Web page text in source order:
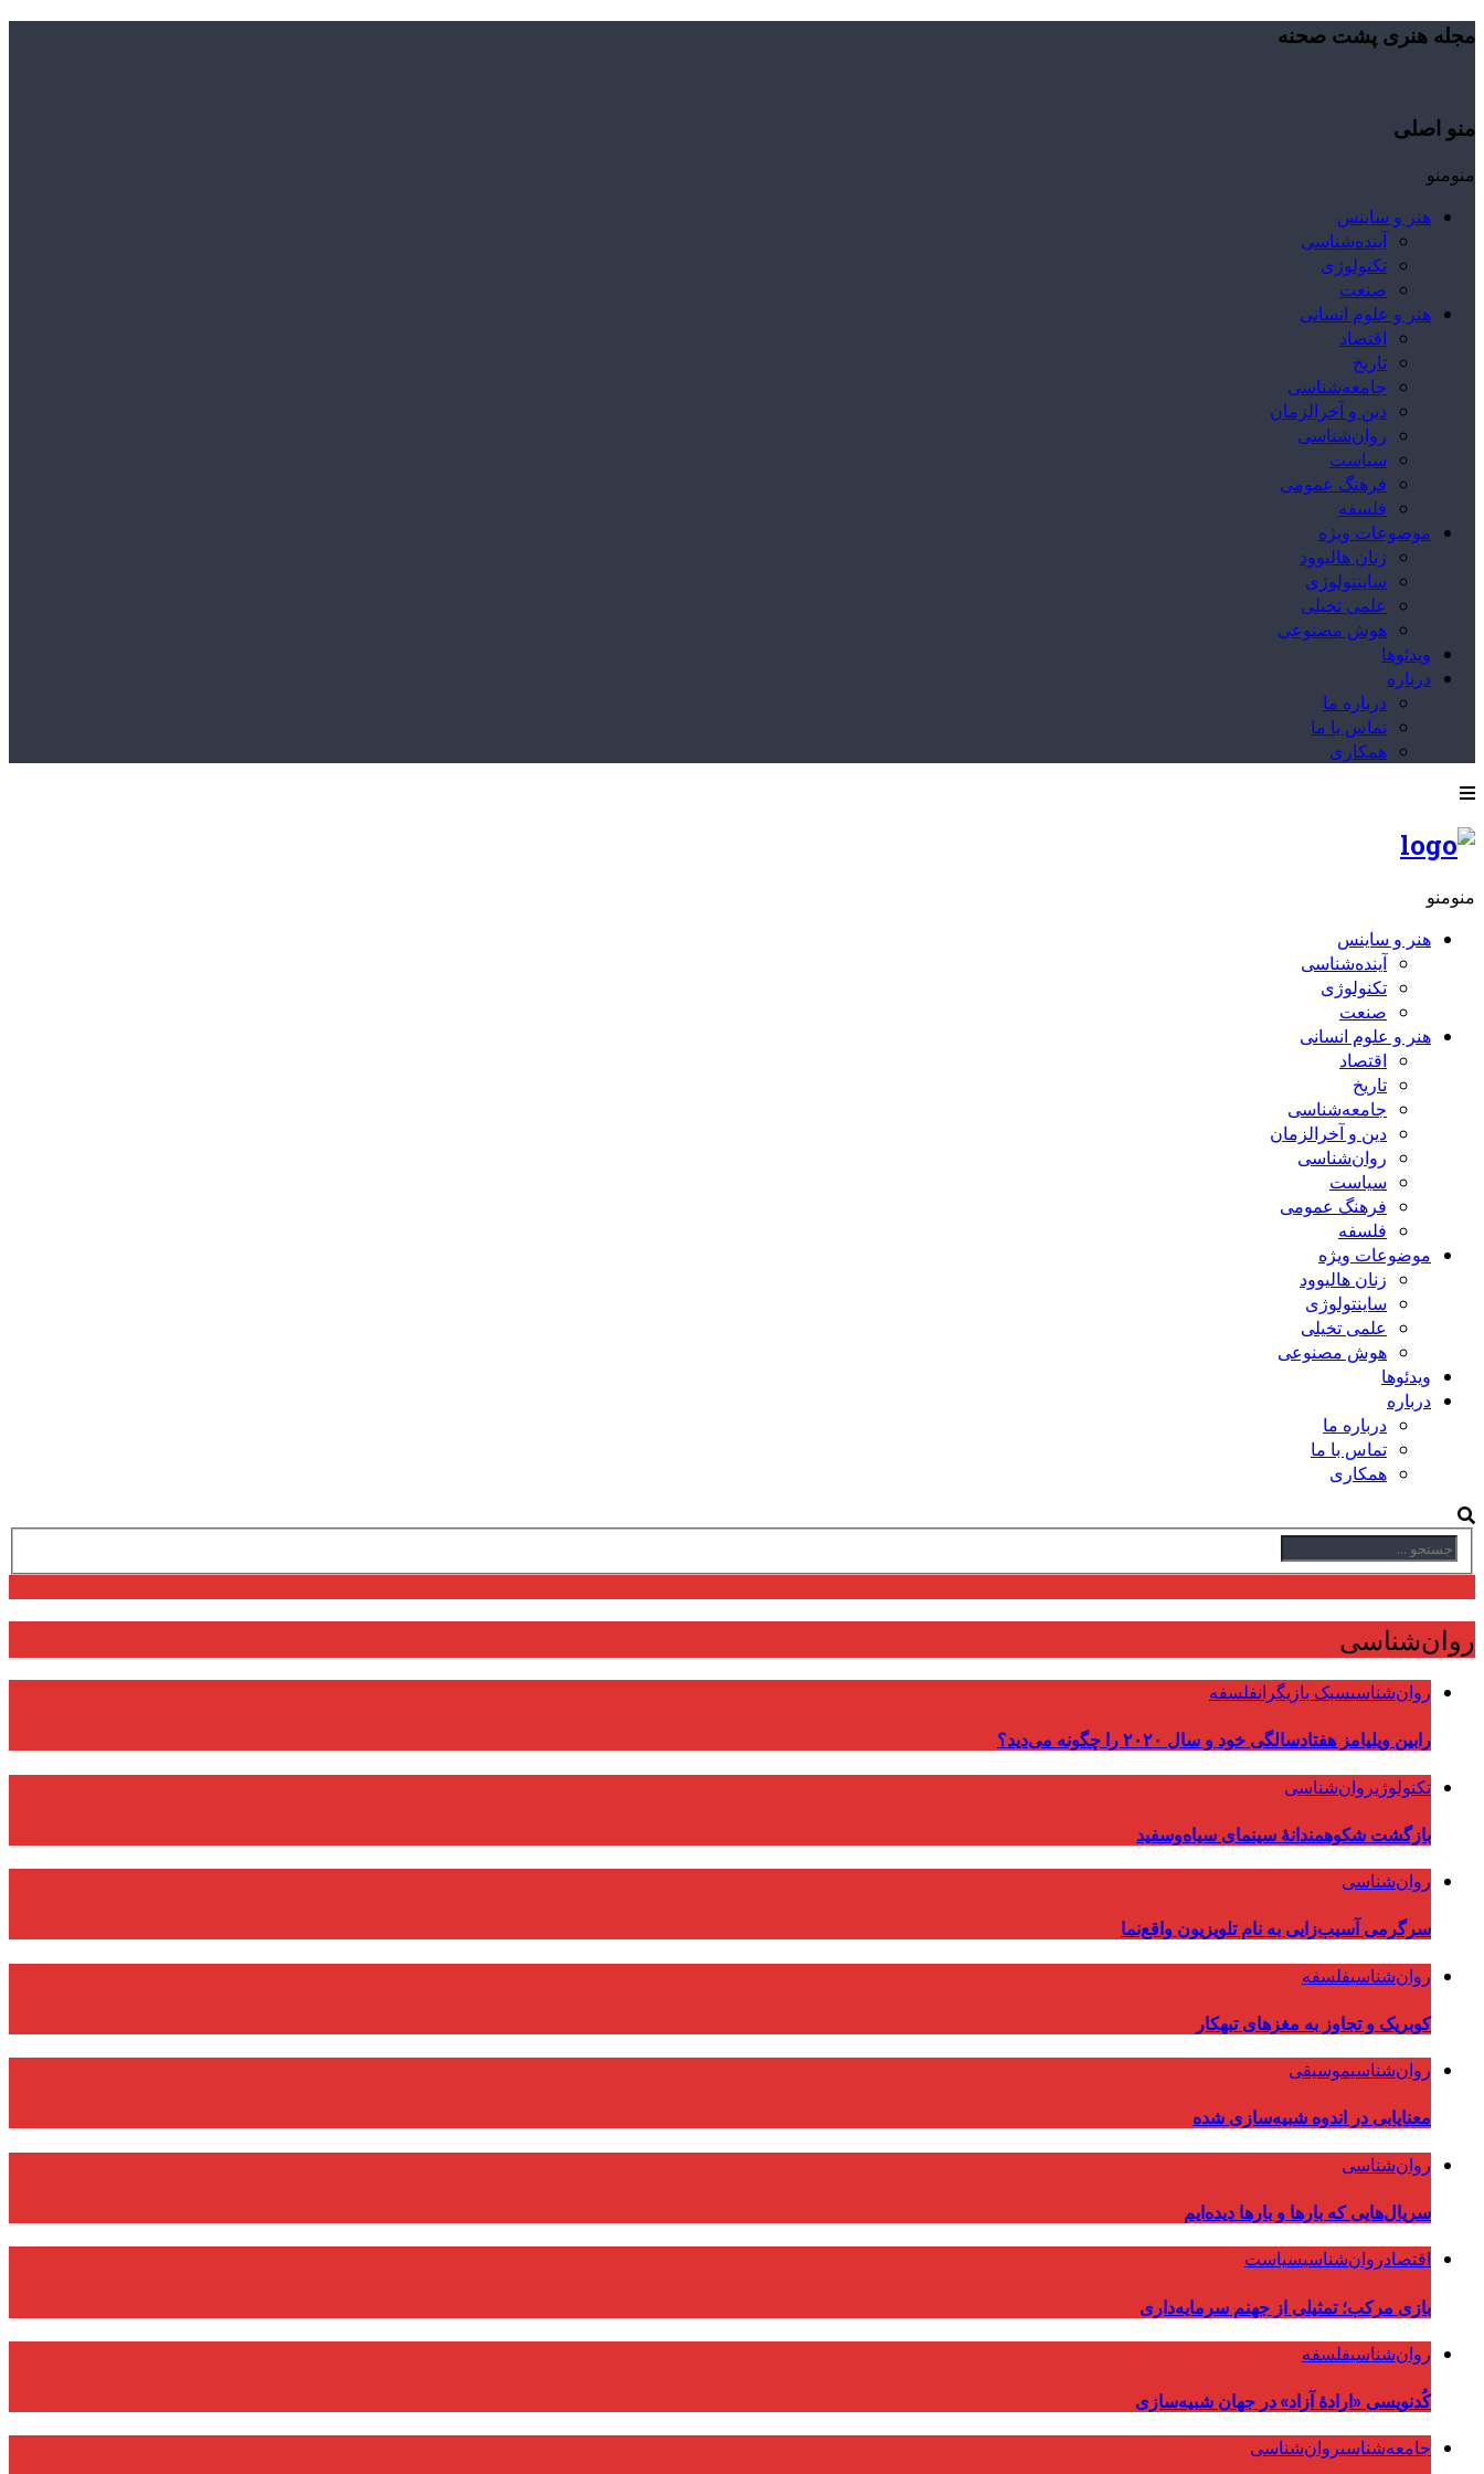
مجله هنری پشت صحنه
منو اصلی
منومنو
هنر و ساینس
آینده‌شناسی
تکنولوژی
صنعت
هنر و علوم انسانی
اقتصاد
تاریخ
جامعه‌شناسی
دین و آخرالزمان
روان‌شناسی
سیاست
فرهنگ عمومی
فلسفه
موضوعات ویژه
زنان هالیوود
ساینتولوژی
علمی تخیلی
هوش مصنوعی
ویدئوها
درباره
درباره ما
تماس با ما
همکاری
منومنو
هنر و ساینس
آینده‌شناسی
تکنولوژی
صنعت
هنر و علوم انسانی
اقتصاد
تاریخ
جامعه‌شناسی
دین و آخرالزمان
روان‌شناسی
سیاست
فرهنگ عمومی
فلسفه
موضوعات ویژه
زنان هالیوود
ساینتولوژی
علمی تخیلی
هوش مصنوعی
ویدئوها
درباره
درباره ما
تماس با ما
همکاری
روان‌شناسی
روان‌شناسیسبک بازیگرانفلسفه
رابین ویلیامز هفتادسالگی خود و سال ۲۰۲۰ را چگونه می‌دید؟
تکنولوژیروان‌شناسی
بازگشت شکوهمندانهٔ سینمای سیاه‌وسفید
روان‌شناسی
سرگرمی آسیب‌زایی به نام تلویزیون واقع‌نما
روان‌شناسیفلسفه
کوبریک و تجاوز به مغزهای تبهکار
روان‌شناسیموسیقی
معنایابی در اندوه شبیه‌سازی شده
روان‌شناسی
سریال‌هایی که بارها و بارها دیده‌ایم
اقتصادروان‌شناسیسیاست
بازی مرکب؛ تمثیلی از جهنم سرمایه‌داری
روان‌شناسیفلسفه
کُدنویسی «ارادهٔ آزاد» در جهان شبیه‌سازی
جامعه‌شناسیروان‌شناسی